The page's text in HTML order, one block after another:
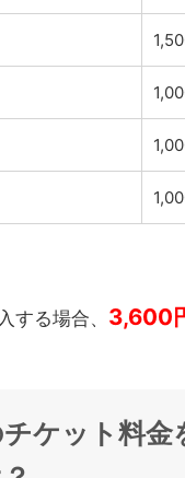
する場合、 3,600
ケット料金